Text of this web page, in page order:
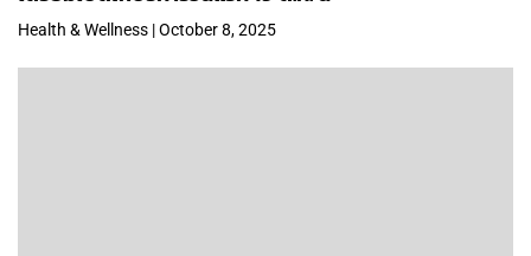
Health & Wellness | October 8, 2025